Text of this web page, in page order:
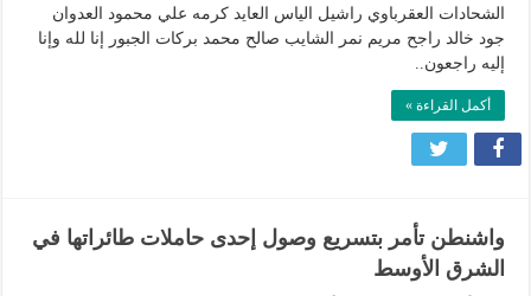
الشحادات العقرباوي راشيل الياس العايد كرمه علي محمود العدوان
جود خالد راجح مريم نمر الشايب صالح محمد بركات الجبور إنا لله وإنا
إليه راجعون..
أكمل القراءة »
واشنطن تأمر بتسريع وصول إحدى حاملات طائراتها في
الشرق الأوسط